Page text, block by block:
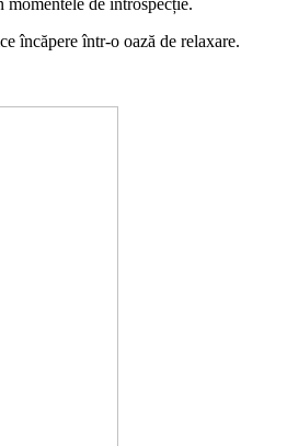
de introspecție.
încăpere într-o oază de relaxare.